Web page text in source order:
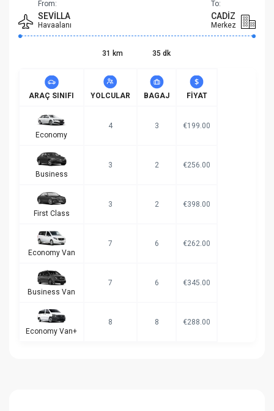
From:
SEVILLA
Havaalanı
To:
CADIZ
Merkez
31 km 35 dk
ARAÇ SINIFI YOLCULAR BAGAJ FIYAT
Economy
4 3 €199.00
Business
3 2 €256.00
First Class
3 2 €398.00
Economy Van
7 6 €262.00
Business Van
7 6 €345.00
Economy Van+
8 8 €288.00